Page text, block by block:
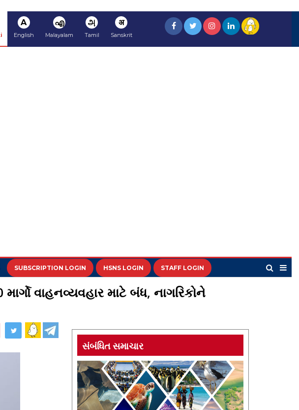
A
English
എ
Malayalam
அ
Tamil
अ
Sanskrit
SUBSCRIPTION LOGIN HSNS LOGIN STAFF LOGIN
વાહનવ્યવહાર માટે બંધ, નાગરિકોને
સંબંધિત સમાચાર